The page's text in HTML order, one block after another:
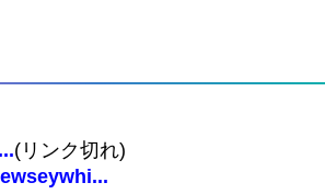
(リンク切れ)